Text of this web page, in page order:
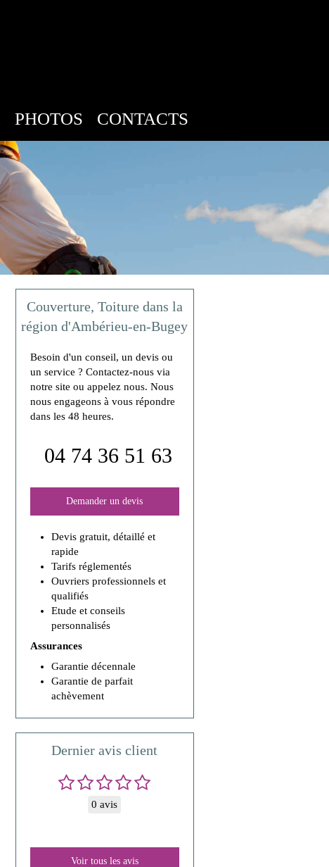
PHOTOS CONTACTS
Couverture, Toiture dans la
région d'Ambérieu-en-Bugey
Besoin d'un conseil, un devis ou
un service ? Contactez-nous via
notre site ou appelez nous. Nous
nous engageons à vous répondre
dans les 48 heures.
04 74 36 51 63
Demander un devis
Devis gratuit, détaillé et
rapide
Tarifs réglementés
Ouvriers professionnels et
qualifiés
Etude et conseils
personnalisés
Assurances
Garantie décennale
Garantie de parfait
achèvement
Dernier avis client
0 avis
Voir tous les avis